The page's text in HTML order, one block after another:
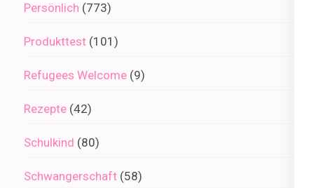
Persönlich (773)
Produkttest (101)
Refugees Welcome (9)
Rezepte (42)
Schulkind (80)
Schwangerschaft (58)